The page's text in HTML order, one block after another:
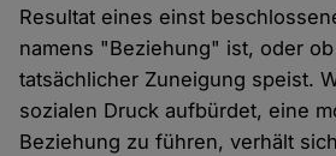
Resultat eines einst
namens "Beziehung" ist, oder
tatsächlicher Zuneigung speist.
sozialen Druck aufbürdet, eine
Beziehung zu führen, verhält